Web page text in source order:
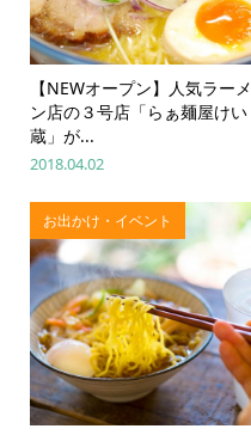
【NEWオープン】人気ラーメ
ン店の３号店「らぁ麺屋けい
蔵」が...
2018.04.02
お出かけ・イベント